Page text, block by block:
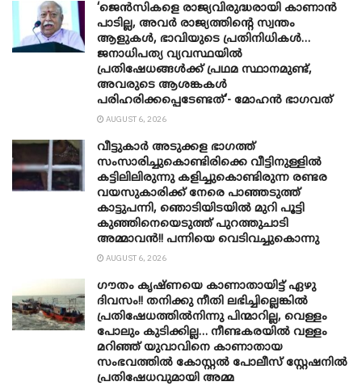
‘ജെൻസികളെ രാജ്യവിരുദ്ധരായി കാണാൻ
പാടില്ല, അവർ രാജ്യത്തിന്റെ സ്വന്തം
ആളുകൾ, ഭാവിയുടെ പ്രതിനിധികൾ…
ജനാധിപത്യ വ്യവസ്ഥയിൽ
പ്രതിഷേധങ്ങൾക്ക് പ്രഥമ സ്ഥാനമുണ്ട്,
അവരുടെ ആശങ്കകൾ
പരിഹരിക്കപ്പെടേണ്ടത്’- മോഹൻ ഭാ​ഗവത്
AUGUST 6, 2026
വീട്ടുകാർ അ‌ടുക്കള ഭാ​ഗത്ത്
സംസാരിച്ചുകൊണ്ടിരിക്കെ വീട്ടിനുള്ളിൽ
കട്ടിലിലിരുന്നു കളിച്ചുകൊണ്ടിരുന്ന രണ്ടര
വയസുകാരിക്ക് നേരെ പാഞ്ഞടുത്ത്
കാട്ടുപന്നി, ‍ഞൊടിയി‌ടയിൽ മുറി പൂട്ടി
കുഞ്ഞിനെയെടുത്ത് പുറത്തുചാടി
അമ്മാവൻ!! പന്നിയെ വെടിവച്ചുകൊന്നു
AUGUST 6, 2026
ഗൗതം കൃഷ്ണയെ കാണാതായിട്ട് ഏഴു
ദിവസം!! തനിക്കു നീതി ലഭിച്ചില്ലെങ്കിൽ
പ്രതിഷേധത്തിൽനിന്നു പിന്മാറില്ല, വെള്ളം
പോലും കുടിക്കില്ല… നീണ്ടകരയിൽ വള്ളം
മറിഞ്ഞ് യുവാവിനെ കാണാതായ
സംഭവത്തിൽ കോസ്റ്റൽ പോലീസ് സ്റ്റേഷനിൽ
പ്രതിഷേധവുമായി അമ്മ